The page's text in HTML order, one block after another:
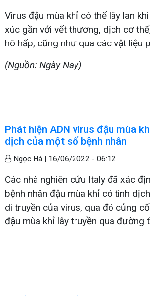
Virus đậu mùa khỉ có thể lây lan
xúc gần với vết thương, dịch cơ
hô hấp, cũng như qua các vật liệu
(Nguồn: Ngày Nay)
Phát hiện ADN virus đậu mùa
dịch của một số bệnh nhân
Ngọc Hà | 16/06/2022 - 06:12
Các nhà nghiên cứu Italy đã xác
bệnh nhân đậu mùa khỉ có tinh
di truyền của virus, qua đó củng
đậu mùa khỉ lây truyền qua đường